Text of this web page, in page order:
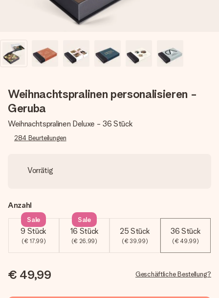
Weihnachtspralinen personalisieren -
Geruba
Weihnachtspralinen Deluxe - 36 Stück
284 Beurteilungen
Vorrätig
Anzahl
9 Stück
(€ 17,99)
Sale
16 Stück
(€ 26,99)
Sale
25 Stück
(€ 39,99)
36 Stück
(€ 49,99)
€ 49,99 Geschäftliche Bestellung?